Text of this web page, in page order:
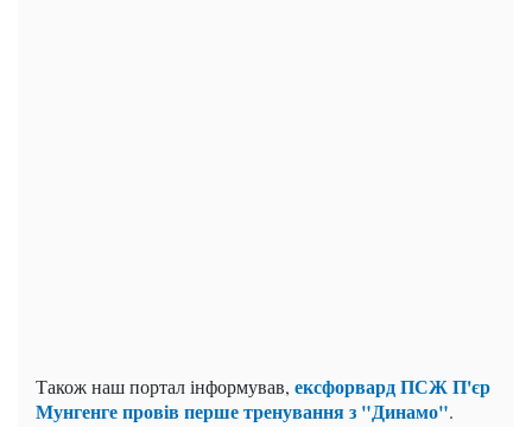
Також наш портал інформував, ексфорвард ПСЖ П'єр
Мунгенге провів перше тренування з "Динамо".